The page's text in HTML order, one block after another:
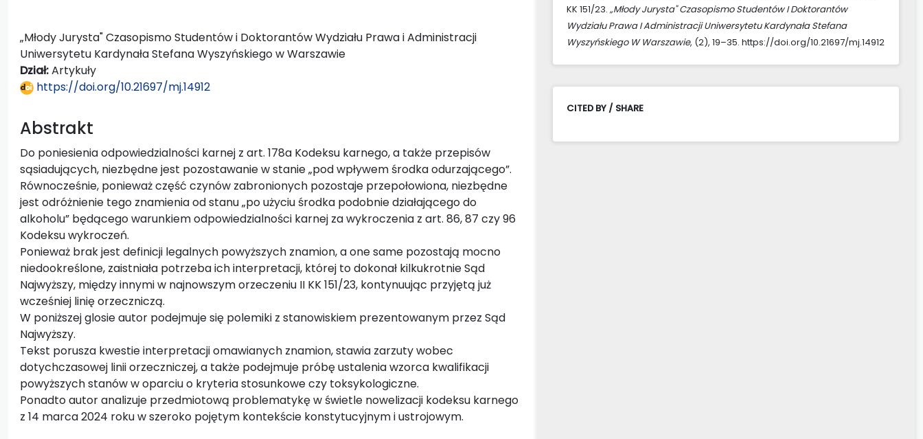
„Młody Jurysta" Czasopismo Studentów i Doktorantów Wydziału Prawa i Administracji
Uniwersytetu Kardynała Stefana Wyszyńskiego w Warszawie
Dział:Artykuły
https://doi.org/10.21697/mj.14912
Abstrakt
Do poniesienia odpowiedzialności karnej z art. 178a Kodeksu karnego, a także przepisów
sąsiadujących, niezbędne jest pozostawanie w stanie „pod wpływem środka odurzającego”.
Równocześnie, ponieważ część czynów zabronionych pozostaje przepołowiona, niezbędne
jest odróżnienie tego znamienia od stanu „po użyciu środka podobnie działającego do
alkoholu” będącego warunkiem odpowiedzialności karnej za wykroczenia z art. 86, 87 czy 96
Kodeksu wykroczeń.
Ponieważ brak jest definicji legalnych powyższych znamion, a one same pozostają mocno
niedookreślone, zaistniała potrzeba ich interpretacji, której to dokonał kilkukrotnie Sąd
Najwyższy, między innymi w najnowszym orzeczeniu II KK 151/23, kontynuując przyjętą już
wcześniej linię orzeczniczą.
W poniższej glosie autor podejmuje się polemiki z stanowiskiem prezentowanym przez Sąd
Najwyższy.
Tekst porusza kwestie interpretacji omawianych znamion, stawia zarzuty wobec
dotychczasowej linii orzeczniczej, a także podejmuje próbę ustalenia wzorca kwalifikacji
powyższych stanów w oparciu o kryteria stosunkowe czy toksykologiczne.
Ponadto autor analizuje przedmiotową problematykę w świetle nowelizacji kodeksu karnego
z 14 marca 2024 roku w szeroko pojętym kontekście konstytucyjnym i ustrojowym.
KK 151/23. „Młody Jurysta" Czasopismo Studentów I Doktorantów
Wydziału Prawa I Administracji Uniwersytetu Kardynała Stefana
Wyszyńskiego W Warszawie, (2), 19–35. https://doi.org/10.21697/mj.14912
CITED BY / SHARE